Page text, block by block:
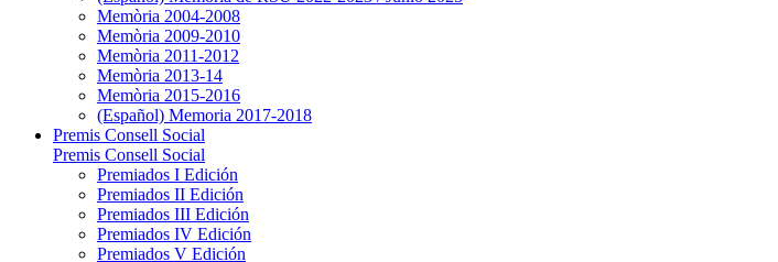
Memòria 2004-2008
Memòria 2009-2010
Memòria 2011-2012
Memòria 2013-14
Memòria 2015-2016
(Español) Memoria 2017-2018
Premis Consell Social
Premis Consell Social
Premiados I Edición
Premiados II Edición
Premiados III Edición
Premiados IV Edición
Premiados V Edición